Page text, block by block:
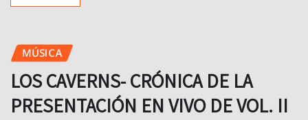
MÚSICA
LOS CAVERNS- CRÓNICA DE LA
PRESENTACIÓN EN VIVO DE VOL. II